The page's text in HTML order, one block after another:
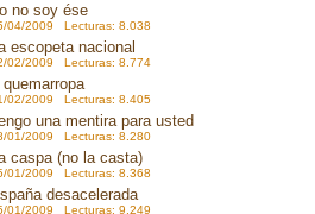
no soy ése
04/2009 Lecturas: 8.038
escopeta nacional
02/2009 Lecturas: 8.774
quemarropa
02/2009 Lecturas: 8.405
una mentira para usted
01/2009 Lecturas: 8.280
caspa (no la casta)
01/2009 Lecturas: 8.368
desacelerada
01/2009 Lecturas: 9.249